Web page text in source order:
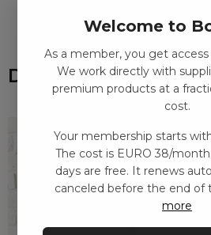
Du kanske också
Welcome to
As a member, you get
We work directly with
premium products at a
cost.
Your membership starts
The cost is EURO 38/
days are free. It renews
canceled before the end of
more